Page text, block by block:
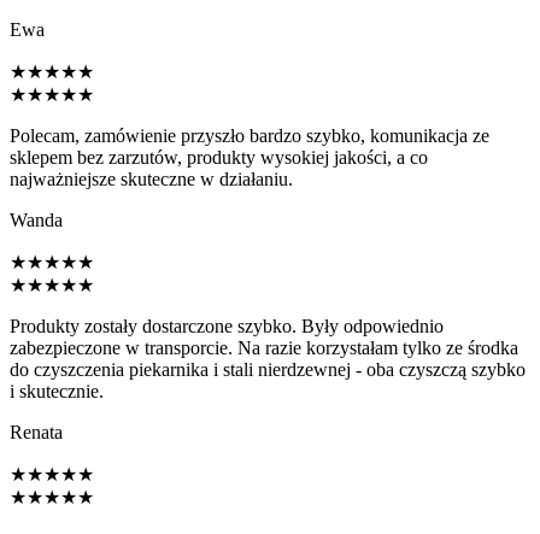
Ewa
★★★★★
★★★★★
Polecam, zamówienie przyszło bardzo szybko, komunikacja ze
sklepem bez zarzutów, produkty wysokiej jakości, a co
najważniejsze skuteczne w działaniu.
Wanda
★★★★★
★★★★★
Produkty zostały dostarczone szybko. Były odpowiednio
zabezpieczone w transporcie. Na razie korzystałam tylko ze środka
do czyszczenia piekarnika i stali nierdzewnej - oba czyszczą szybko
i skutecznie.
Renata
★★★★★
★★★★★